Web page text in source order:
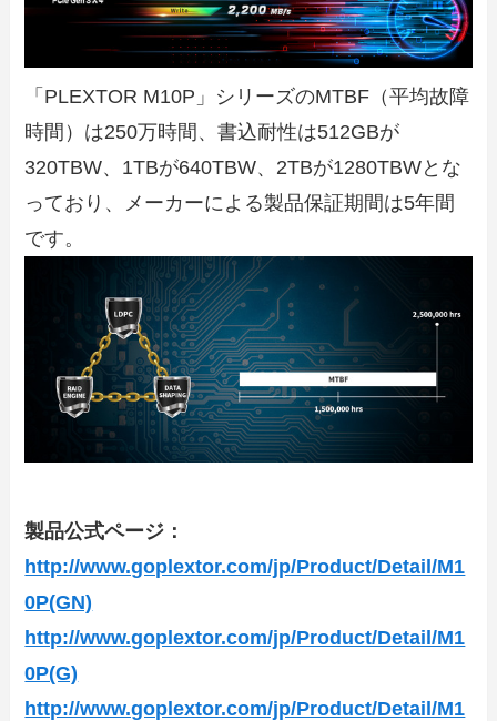
「PLEXTOR M10P」シリーズのMTBF（平均故障
時間）は250万時間、書込耐性は512GBが
320TBW、1TBが640TBW、2TBが1280TBWとな
っており、メーカーによる製品保証期間は5年間
です。
製品公式ページ：
http://www.goplextor.com/jp/Product/Detail/M1
0P(GN)
http://www.goplextor.com/jp/Product/Detail/M1
0P(G)
http://www.goplextor.com/jp/Product/Detail/M1